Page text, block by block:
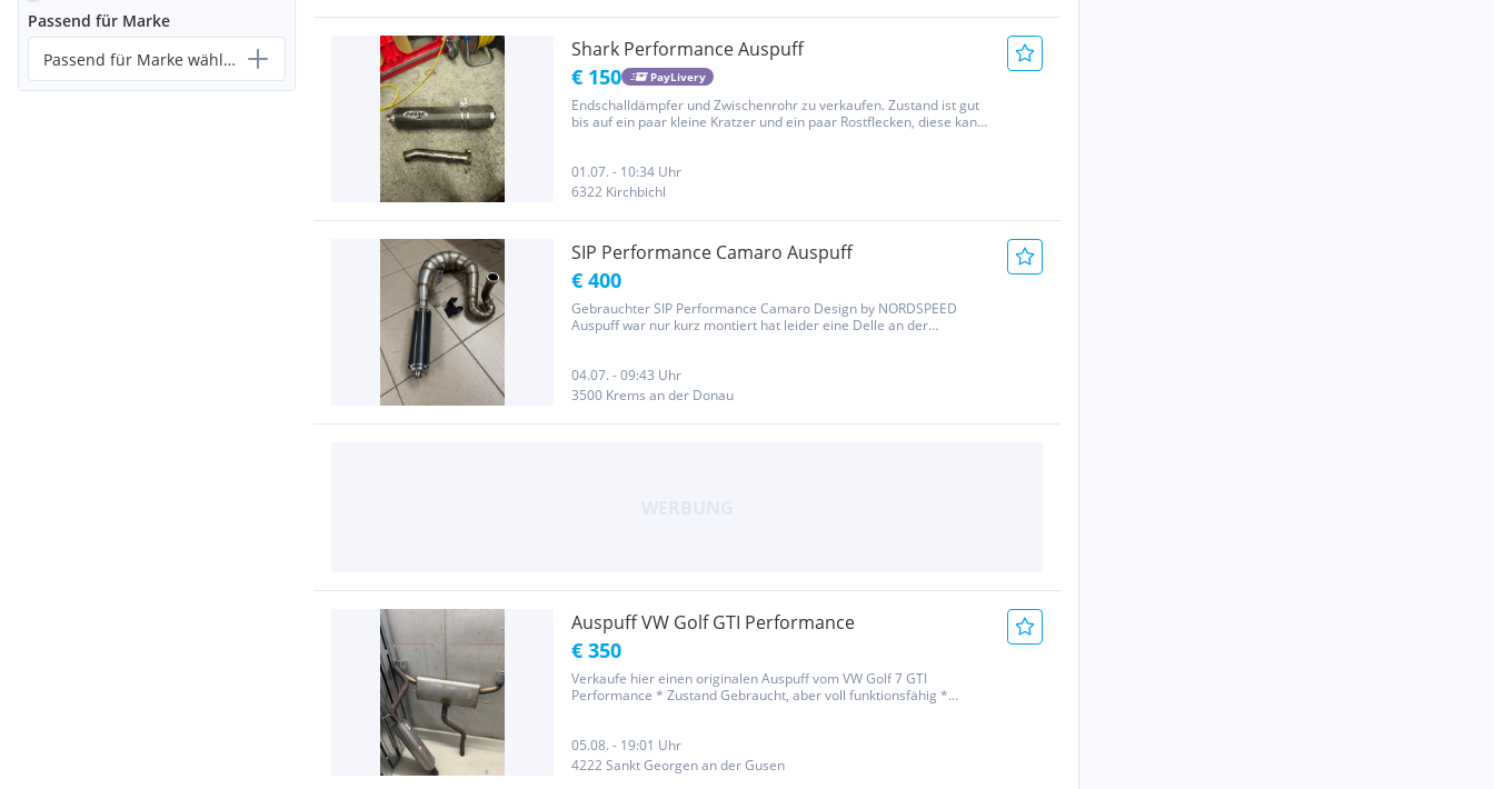
Passend für Marke
Passend für Marke wählen...
Shark Performance Auspuff
€ 150 PayLivery
Endschalldämpfer und Zwischenrohr zu verkaufen. Zustand ist gut
bis auf ein paar kleine Kratzer und ein paar Rostflecken, diese kann
01.07. - 10:34 Uhr
6322 Kirchbichl
SIP Performance Camaro Auspuff
€ 400
Gebrauchter SIP Performance Camaro Design by NORDSPEED
Auspuff war nur kurz montiert hat leider eine Delle an der
04.07. - 09:43 Uhr
3500 Krems an der Donau
Auspuff VW Golf GTI Performance
€ 350
Verkaufe hier einen originalen Auspuff vom VW Golf 7 GTI
Performance * Zustand Gebraucht, aber voll funktionsfähig *
05.08. - 19:01 Uhr
4222 Sankt Georgen an der Gusen